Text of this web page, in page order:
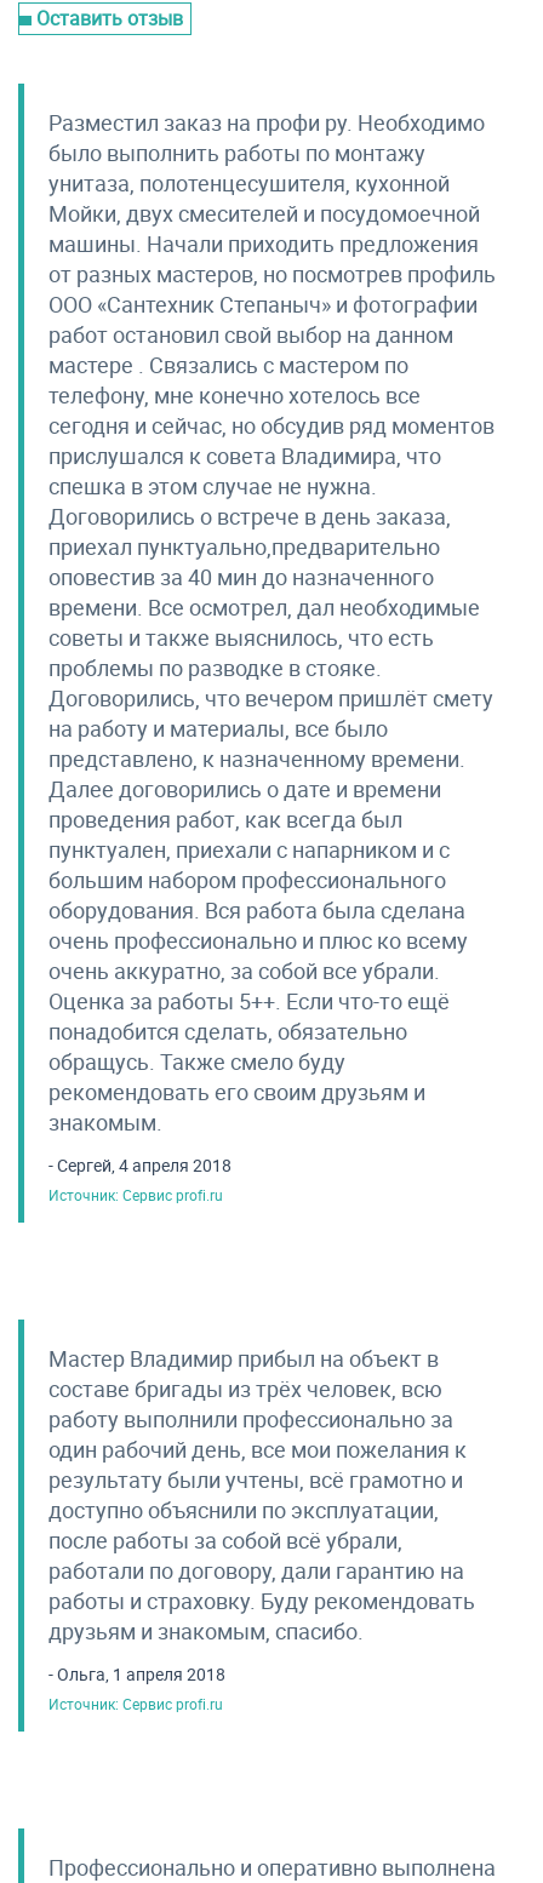
Оставить отзыв
Разместил заказ на профи ру. Необходимо
было выполнить работы по монтажу
унитаза, полотенцесушителя, кухонной
Мойки, двух смесителей и посудомоечной
машины. Начали приходить предложения
от разных мастеров, но посмотрев профиль
ООО «Сантехник Степаныч» и фотографии
работ остановил свой выбор на данном
мастере . Связались с мастером по
телефону, мне конечно хотелось все
сегодня и сейчас, но обсудив ряд моментов
прислушался к совета Владимира, что
спешка в этом случае не нужна.
Договорились о встрече в день заказа,
приехал пунктуально,предварительно
оповестив за 40 мин до назначенного
времени. Все осмотрел, дал необходимые
советы и также выяснилось, что есть
проблемы по разводке в стояке.
Договорились, что вечером пришлёт смету
на работу и материалы, все было
представлено, к назначенному времени.
Далее договорились о дате и времени
проведения работ, как всегда был
пунктуален, приехали с напарником и с
большим набором профессионального
оборудования. Вся работа была сделана
очень профессионально и плюс ко всему
очень аккуратно, за собой все убрали.
Оценка за работы 5++. Если что-то ещё
понадобится сделать, обязательно
обращусь. Также смело буду
рекомендовать его своим друзьям и
знакомым.
- Сергей, 4 апреля 2018
Источник: Сервис profi.ru
Мастер Владимир прибыл на объект в
составе бригады из трёх человек, всю
работу выполнили профессионально за
один рабочий день, все мои пожелания к
результату были учтены, всё грамотно и
доступно объяснили по эксплуатации,
после работы за собой всё убрали,
работали по договору, дали гарантию на
работы и страховку. Буду рекомендовать
друзьям и знакомым, спасибо.
- Ольга, 1 апреля 2018
Источник: Сервис profi.ru
Профессионально и оперативно выполнена